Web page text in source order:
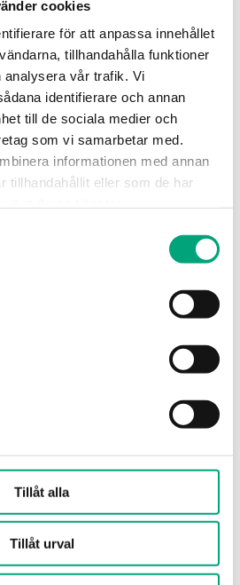
cookies
för att anpassa innehållet
tillhandahålla funktioner
vår trafik. Vi
identifierare och annan
till de sociala medier och
som vi samarbetar med.
informationen med annan
tillhandahållit eller som de har
Tillåt alla
Tillåt urval